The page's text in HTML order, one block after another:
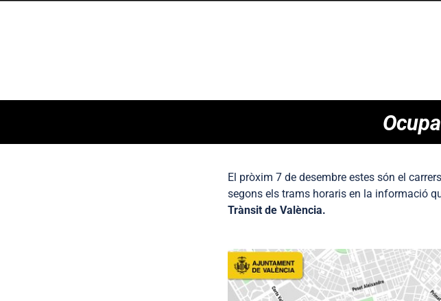
El pròxim 7 de desembre estes són el
segons els trams horaris en la informació
Trànsit de València.